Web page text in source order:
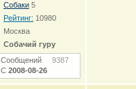
Собаки 5
Рейтинг: 10980
Москва
Собачий гуру
Сообщений 9387
С 2008-08-26